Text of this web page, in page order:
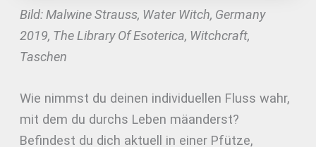
Bild: Malwine Strauss, Water Witch, Germany
2019, The Library Of Esoterica, Witchcraft,
Taschen
Wie nimmst du deinen individuellen Fluss wahr,
mit dem du durchs Leben mäanderst?
Befindest du dich aktuell in einer Pfütze,